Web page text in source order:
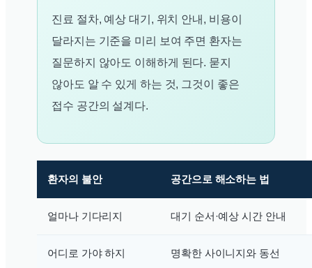
진료 절차, 예상 대기, 위치 안내, 비용이
달라지는 기준을 미리 보여 주면 환자는
질문하지 않아도 이해하게 된다. 묻지
않아도 알 수 있게 하는 것, 그것이 좋은
접수 공간의 설계다.
환자의 불안 공간으로 해소하는 법
얼마나 기다리지 대기 순서·예상 시간 안내
어디로 가야 하지 명확한 사이니지와 동선